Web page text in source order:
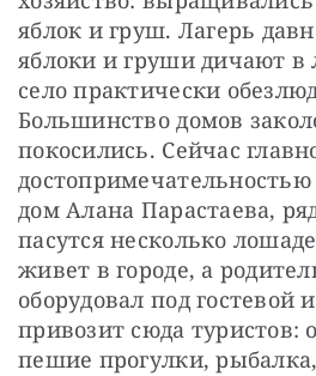
яблок и груш. Лагерь
яблоки и груши дичают в
село практически
Большинство домов
покосились. Сейчас
достопримечательностью
дом Алана Парастаева,
пасутся несколько
живет в городе, а
оборудовал под гостевой
привозит сюда туристов:
пешие прогулки,